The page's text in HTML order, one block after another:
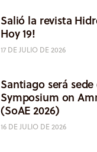
Salió la revista
Hoy 19!
17 DE JULIO DE 2026
Santiago será
Symposium on
(SoAE 2026)
16 DE JULIO DE 2026